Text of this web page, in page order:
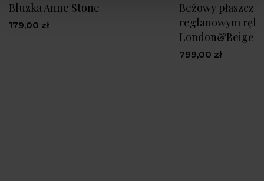
Bluzka Anne Stone
179,00 zł
Beżowy płaszcz
reglanowym
London&Beige
799,00 zł